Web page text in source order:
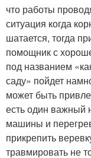
что работы
ситуация когда
шатается, тогда
помощник с
под названием
саду» пойдет
может быть
есть один важный
машины и
прикрепить
травмировать не